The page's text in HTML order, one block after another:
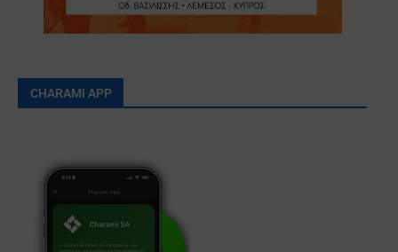
CHARAMI APP